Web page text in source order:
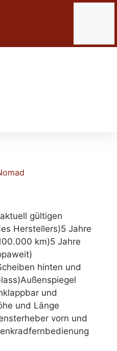
gültigen
Herstellers)5 Jahre
km)5 Jahre
hinten und
und
und Länge
vorn und